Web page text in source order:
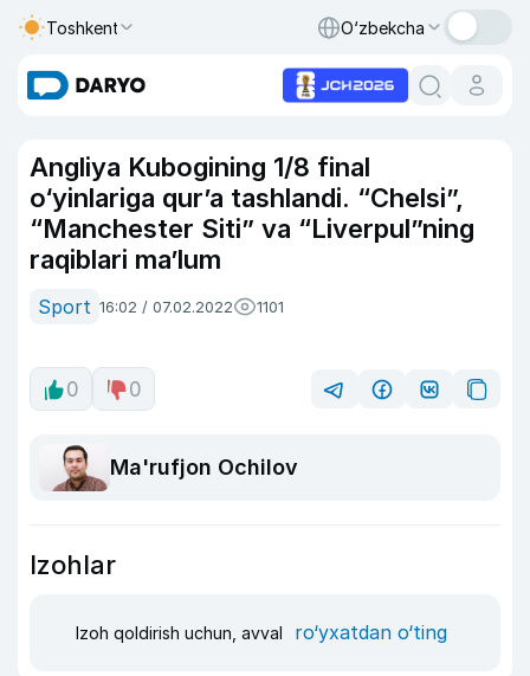
Toshkent O‘zbekcha
Angliya Kubogining 1/8 final
o‘yinlariga qur’a tashlandi. “Chelsi”,
“Manchester Siti” va “Liverpul”ning
raqiblari ma’lum
Sport 16:02 / 07.02.2022 1101
0 0
Ma'rufjon Ochilov
Izohlar
Izoh qoldirish uchun, avval ro‘yxatdan o‘ting